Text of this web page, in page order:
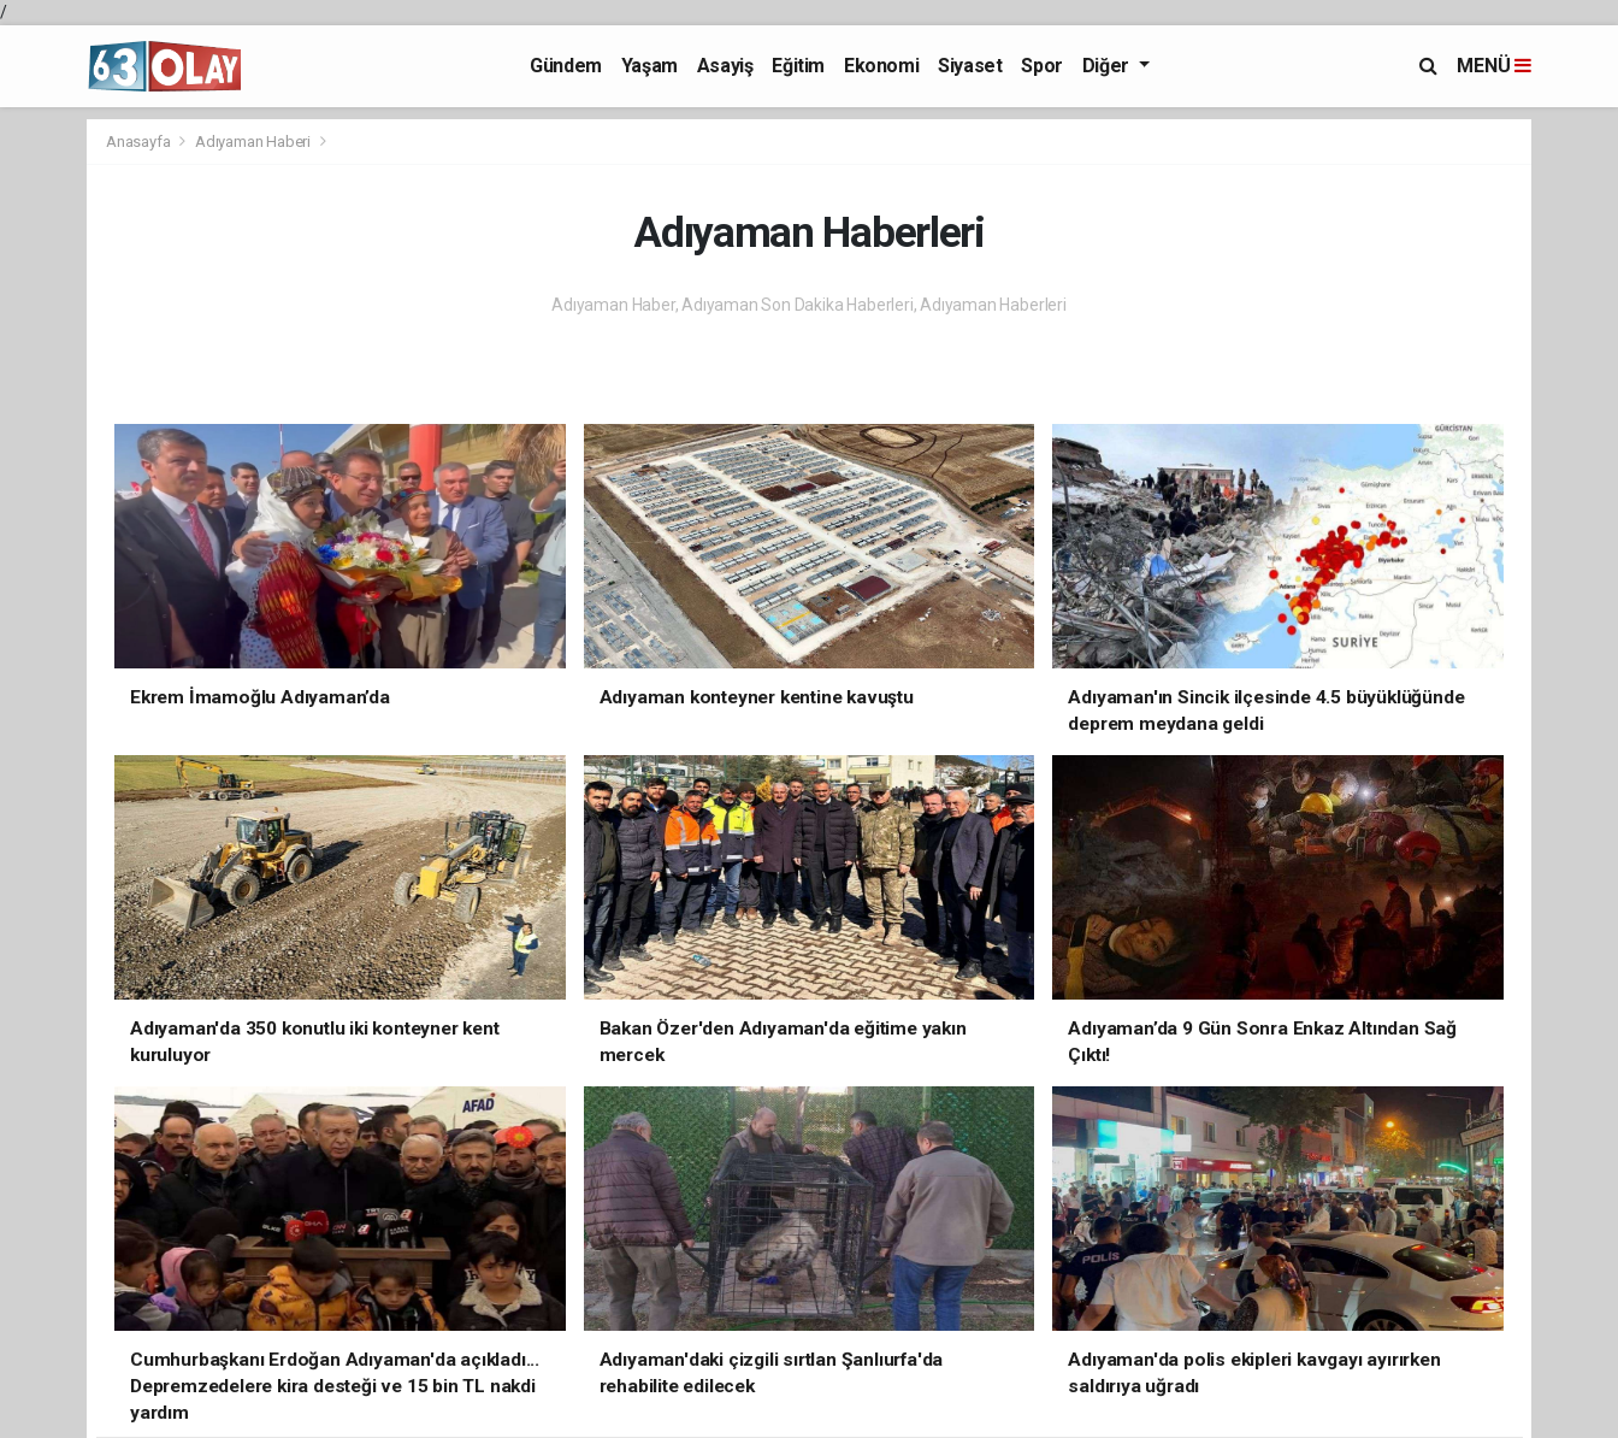
/
Gündem Yaşam Asayiş Eğitim Ekonomi Siyaset Spor Diğer MENÜ
Anasayfa Adıyaman Haberi
Adıyaman Haberleri
Adıyaman Haber, Adıyaman Son Dakika Haberleri, Adıyaman Haberleri
Ekrem İmamoğlu Adıyaman’da Adıyaman konteyner kentine kavuştu
Adıyaman'ın Sincik ilçesinde 4.5 büyüklüğünde
deprem meydana geldi
Adıyaman'da 350 konutlu iki konteyner kent
kuruluyor
Bakan Özer'den Adıyaman'da eğitime yakın
mercek
Adıyaman’da 9 Gün Sonra Enkaz Altından Sağ
Çıktı!
Cumhurbaşkanı Erdoğan Adıyaman'da açıkladı...
Depremzedelere kira desteği ve 15 bin TL nakdi
yardım
Adıyaman'daki çizgili sırtlan Şanlıurfa'da
rehabilite edilecek
Adıyaman'da polis ekipleri kavgayı ayırırken
saldırıya uğradı